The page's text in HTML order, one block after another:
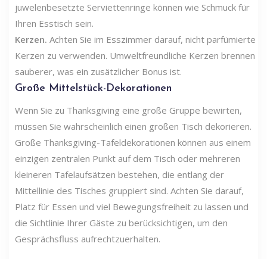
juwelenbesetzte Serviettenringe können wie Schmuck für
Ihren Esstisch sein.
Kerzen. Achten Sie im Esszimmer darauf, nicht parfümierte
Kerzen zu verwenden. Umweltfreundliche Kerzen brennen
sauberer, was ein zusätzlicher Bonus ist.
Große Mittelstück-Dekorationen
Wenn Sie zu Thanksgiving eine große Gruppe bewirten,
müssen Sie wahrscheinlich einen großen Tisch dekorieren.
Große Thanksgiving-Tafeldekorationen können aus einem
einzigen zentralen Punkt auf dem Tisch oder mehreren
kleineren Tafelaufsätzen bestehen, die entlang der
Mittellinie des Tisches gruppiert sind. Achten Sie darauf,
Platz für Essen und viel Bewegungsfreiheit zu lassen und
die Sichtlinie Ihrer Gäste zu berücksichtigen, um den
Gesprächsfluss aufrechtzuerhalten.